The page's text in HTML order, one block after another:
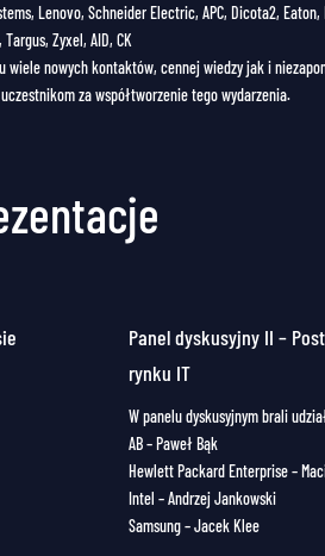
Lenovo, Schneider Electric, APC, Dicota2,
Targus, Zyxel, AID, CK
wiele nowych kontaktów, cennej wiedzy jak i
za współtworzenie tego wydarzenia.
Panel dyskusyjny II –
rynku IT
W panelu dyskusyjnym brali
AB – Paweł Bąk
Hewlett Packard Enterprise –
Intel – Andrzej Jankowski
Samsung – Jacek Klee